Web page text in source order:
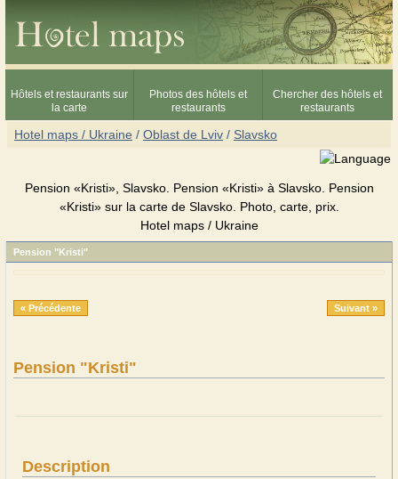
Hôtels et restaurants sur
la carte
Photos des hôtels et
restaurants
Chercher des hôtels et
restaurants
Hotel maps / Ukraine / Oblast de Lviv / Slavsko
Pension «Kristi», Slavsko. Pension «Kristi» à Slavsko. Pension
«Kristi» sur la carte de Slavsko. Photo, carte, prix.
Hotel maps / Ukraine
Pension "Kristi"
« Précédente Suivant »
Pension "Kristi"
Description